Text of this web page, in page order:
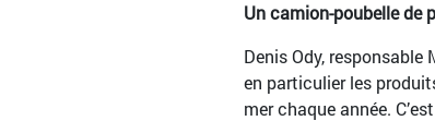
Un camion-poubelle de
Denis Ody,
en particulier les
mer chaque année.